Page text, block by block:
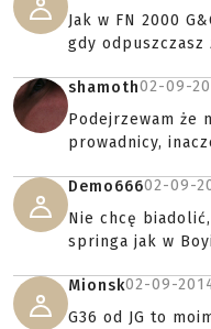
Jak w FN 2000
gdy odpuszczasz
shamoth02-09-
Podejrzewam że
prowadnicy,
Demo66602-09-
Nie chcę
springa jak w
Mionsk02-09-
G36 od JG to